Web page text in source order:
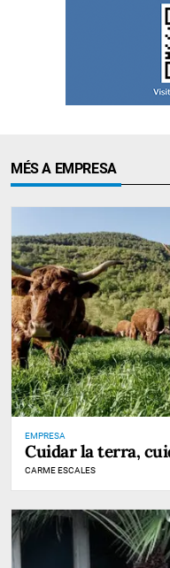
MÉS A EMPRESA
EMPRESA
Cuidar la terra,
CARME ESCALES